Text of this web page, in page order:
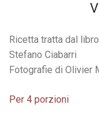
Ricetta tratta dal libro
Stefano Ciabarri
Fotografie di Olivier
Per 4 porzioni